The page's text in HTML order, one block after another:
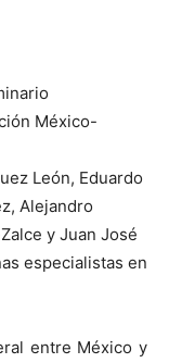
México-
León, Eduardo
Alejandro
y Juan José
especialistas en
entre México y